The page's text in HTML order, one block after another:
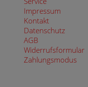
Impressum
Kontakt
Datenschutz
AGB
Widerrufsformular
Zahlungsmodus